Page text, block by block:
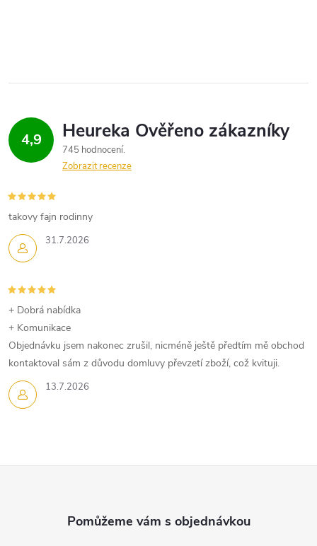
l
d
a
c
í
p
v
k
y
v
ý
i
4,9
745 hodnocení
Zobrazit recenze
31.7.2026
takovy fajn rodinny
13.7.2026
+ Dobrá nabídka
+ Komunikace
Objednávku jsem nakonec zrušil, nicméně ještě předtím mě obchod
kontaktoval sám z důvodu domluvy převzetí zboží, což kvituji.